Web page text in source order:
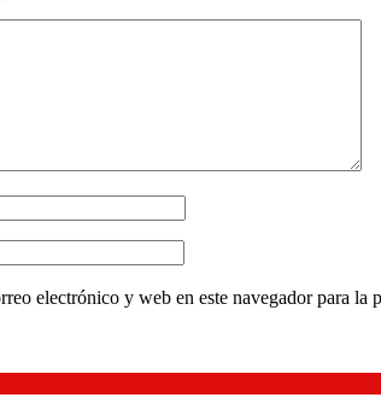
electrónico y web en este navegador para la